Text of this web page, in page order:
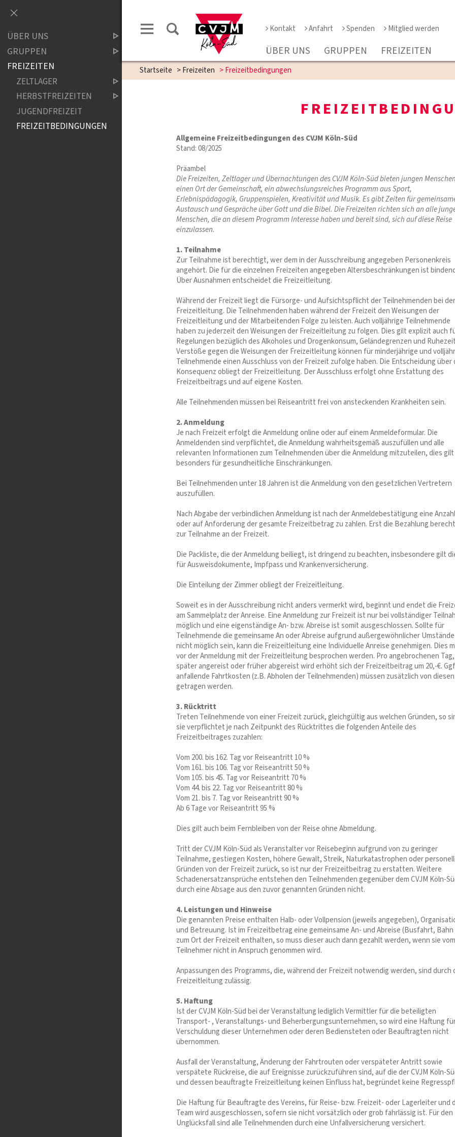
Kontakt Anfahrt Spenden Mitglied werden
ÜBER UNS GRUPPEN FREIZEITEN
Startseite >Freizeiten >Freizeitbedingungen
Allgemeine Freizeitbedingungen des CVJM Köln-Süd
Stand: 08/2025
Präambel
Die Freizeiten, Zeltlager und Übernachtungen des CVJM Köln-Süd bieten jungen Menschen
einen Ort der Gemeinschaft, ein abwechslungsreiches Programm aus Sport,
Erlebnispädagogik, Gruppenspielen, Kreativität und Musik. Es gibt Zeiten für
Austausch und Gespräche über Gott und die Bibel. Die Freizeiten richten sich an alle
Menschen, die an diesem Programm Interesse haben und bereit sind, sich auf diese Reise
einzulassen.
1. Teilnahme
Zur Teilnahme ist berechtigt, wer dem in der Ausschreibung angegeben Personenkreis
angehört. Die für die einzelnen Freizeiten angegeben Altersbeschränkungen ist
Über Ausnahmen entscheidet die Freizeitleitung.
Während der Freizeit liegt die Fürsorge- und Aufsichtspflicht der Teilnehmenden bei der
Freizeitleitung. Die Teilnehmenden haben während der Freizeit den Weisungen der
Freizeitleitung und der Mitarbeitenden Folge zu leisten. Auch volljährige Teilnehmende
haben zu jederzeit den Weisungen der Freizeitleitung zu folgen. Dies gilt explizit auch
Regelungen bezüglich des Alkoholes und Drogenkonsum, Geländegrenzen und
Verstöße gegen die Weisungen der Freizeitleitung können für minderjährige und
Teilnehmende einen Ausschluss von der Freizeit zufolge haben. Die Entscheidung über
Konsequenz obliegt der Freizeitleitung. Der Ausschluss erfolgt ohne Erstattung des
Freizeitbeitrags und auf eigene Kosten.
Alle Teilnehmenden müssen bei Reiseantritt frei von ansteckenden Krankheiten sein.
2. Anmeldung
Je nach Freizeit erfolgt die Anmeldung online oder auf einem Anmeldeformular. Die
Anmeldenden sind verpflichtet, die Anmeldung wahrheitsgemäß auszufüllen und alle
relevanten Informationen zum Teilnehmenden über die Anmeldung mitzuteilen, dies gilt
besonders für gesundheitliche Einschränkungen.
Bei Teilnehmenden unter 18 Jahren ist die Anmeldung von den gesetzlichen Vertretern
auszufüllen.
Nach Abgabe der verbindlichen Anmeldung ist nach der Anmeldebestätigung eine
oder auf Anforderung der gesamte Freizeitbetrag zu zahlen. Erst die Bezahlung
zur Teilnahme an der Freizeit.
Die Packliste, die der Anmeldung beiliegt, ist dringend zu beachten, insbesondere gilt
für Ausweisdokumente, Impfpass und Krankenversicherung.
Die Einteilung der Zimmer obliegt der Freizeitleitung.
Soweit es in der Ausschreibung nicht anders vermerkt wird, beginnt und endet die
am Sammelplatz der Anreise. Eine Anmeldung zur Freizeit ist nur bei vollständiger
möglich und eine eigenständige An- bzw. Abreise ist somit ausgeschlossen. Sollte für
Teilnehmende die gemeinsame An oder Abreise aufgrund außergewöhnlicher Umstände
nicht möglich sein, kann die Freizeitleitung eine Individuelle Anreise genehmigen. Dies
vor der Anmeldung mit der Freizeitleitung besprochen werden. Pro angebrochenen
später angereist oder früher abgereist wird erhöht sich der Freizeitbeitrag um 20,-€.
anfallende Fahrtkosten (z.B. Abholen der Teilnehmenden) müssen zusätzlich von diesen
getragen werden.
3. Rücktritt
Treten Teilnehmende von einer Freizeit zurück, gleichgültig aus welchen Gründen, so
sie verpflichtet je nach Zeitpunkt des Rücktrittes die folgenden Anteile des
Freizeitbeitrages zuzahlen:
Vom 200. bis 162. Tag vor Reiseantritt 10 %
Vom 161. bis 106. Tag vor Reiseantritt 50 %
Vom 105. bis 45. Tag vor Reiseantritt 70 %
Vom 44. bis 22. Tag vor Reiseantritt 80 %
Vom 21. bis 7. Tag vor Reiseantritt 90 %
Ab 6 Tage vor Reiseantritt 95 %
Dies gilt auch beim Fernbleiben von der Reise ohne Abmeldung.
Tritt der CVJM Köln-Süd als Veranstalter vor Reisebeginn aufgrund von zu geringer
Teilnahme, gestiegen Kosten, höhere Gewalt, Streik, Naturkatastrophen oder
Gründen von der Freizeit zurück, so ist nur der Freizeitbeitrag zu erstatten. Weitere
Schadenersatzansprüche entstehen den Teilnehmenden gegenüber dem CVJM Köln-
durch eine Absage aus den zuvor genannten Gründen nicht.
4. Leistungen und Hinweise
Die genannten Preise enthalten Halb- oder Vollpension (jeweils angegeben),
und Betreuung. Ist im Freizeitbetrag eine gemeinsame An- und Abreise (Busfahrt, Bahn
zum Ort der Freizeit enthalten, so muss dieser auch dann gezahlt werden, wenn sie vom
Teilnehmer nicht in Anspruch genommen wird.
Anpassungen des Programms, die, während der Freizeit notwendig werden, sind durch
Freizeitleitung zulässig.
5. Haftung
Ist der CVJM Köln-Süd bei der Veranstaltung lediglich Vermittler für die beteiligten
Transport- , Veranstaltungs- und Beherbergungsunternehmen, so wird eine Haftung
Verschuldung dieser Unternehmen oder deren Bediensteten oder Beauftragten nicht
übernommen.
Ausfall der Veranstaltung, Änderung der Fahrtrouten oder verspäteter Antritt sowie
verspätete Rückreise, die auf Ereignisse zurückzuführen sind, auf die der CVJM Köln-
und dessen beauftragte Freizeitleitung keinen Einfluss hat, begründet keine
Die Haftung für Beauftragte des Vereins, für Reise- bzw. Freizeit- oder Lagerleiter und
Team wird ausgeschlossen, sofern sie nicht vorsätzlich oder grob fahrlässig ist. Für den
Unglücksfall sind alle Teilnehmenden durch eine Unfallversicherung versichert.
ÜBER UNS
GRUPPEN
FREIZEITEN
ZELTLAGER
HERBSTFREIZEITEN
JUGENDFREIZEIT
FREIZEITBEDINGUNGEN